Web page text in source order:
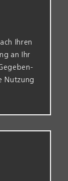
Ihren
an Ihr
Nutzung